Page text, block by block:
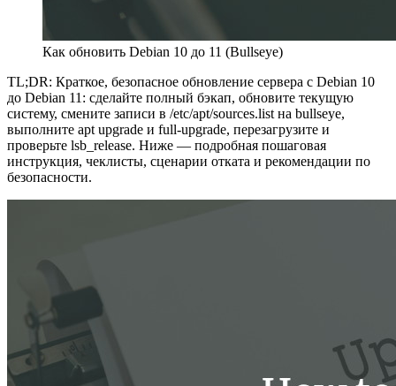
Как обновить Debian 10 до 11 (Bullseye)
TL;DR: Краткое, безопасное обновление сервера с Debian 10
до Debian 11: сделайте полный бэкап, обновите текущую
систему, смените записи в /etc/apt/sources.list на bullseye,
выполните apt upgrade и full-upgrade, перезагрузите и
проверьте lsb_release. Ниже — подробная пошаговая
инструкция, чеклисты, сценарии отката и рекомендации по
безопасности.